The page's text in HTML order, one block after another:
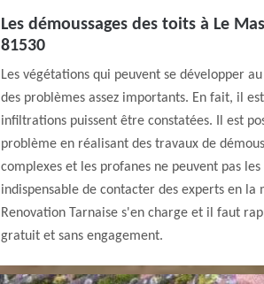
Les démoussages des toits à Le
81530
Les végétations qui peuvent se développer
des problèmes assez importants. En fait, il
infiltrations puissent être constatées. Il est
problème en réalisant des travaux de
complexes et les profanes ne peuvent pas
indispensable de contacter des experts en la
Renovation Tarnaise s'en charge et il faut
gratuit et sans engagement.